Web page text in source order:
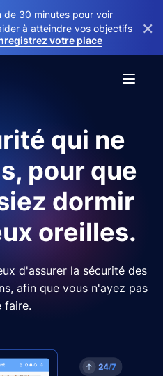
de 30 minutes pour voir
à atteindre vos objectifs
votre place
×
qui ne
pour que
dormir
oreilles.
d'assurer la sécurité des
afin que vous n'ayez pas
faire.